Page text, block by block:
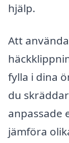
hjälp.
Att
fylla i dina
du
anpassade
jämföra